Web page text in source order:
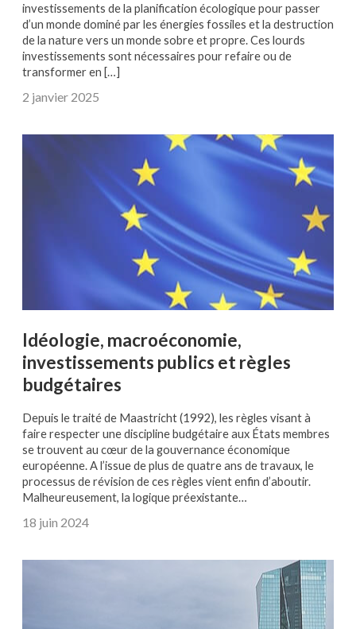
investissements de la planification écologique pour passer
d’un monde dominé par les énergies fossiles et la destruction
de la nature vers un monde sobre et propre. Ces lourds
investissements sont nécessaires pour refaire ou de
transformer en […]
2 janvier 2025
Idéologie, macroéconomie,
investissements publics et règles
budgétaires
Depuis le traité de Maastricht (1992), les règles visant à
faire respecter une discipline budgétaire aux États membres
se trouvent au cœur de la gouvernance économique
européenne. A l’issue de plus de quatre ans de travaux, le
processus de révision de ces règles vient enfin d’aboutir.
Malheureusement, la logique préexistante…
18 juin 2024